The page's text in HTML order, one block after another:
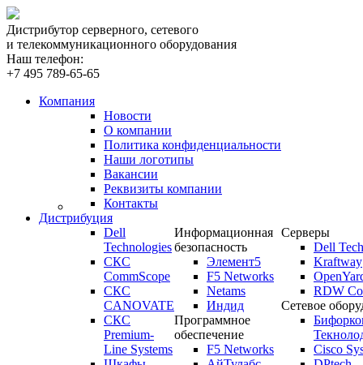
Дистрибутор серверного, сетевого
и телекоммуникационного оборудования
Наш телефон:
+7 495 789-65-65
Компания
Новости
О компании
Политика конфиденциальности
Наши логотипы
Вакансии
Реквизиты компании
Контакты
Дистрибуция
Dell
Technologies
СКС
CommScope
СКС
CANOVATE
СКС
Premium-
Line Systems
Информационная
безопасность
Элемент5
F5 Networks
Netams
Индид
Программное
обеспечение
F5 Networks
Серверы
Dell
Kraftway
RDW
Сетевое
Cisco